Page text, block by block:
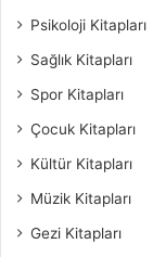
Psikoloji Kitapları
Sağlık Kitapları
Spor Kitapları
Çocuk Kitapları
Kültür Kitapları
Müzik Kitapları
Gezi Kitapları